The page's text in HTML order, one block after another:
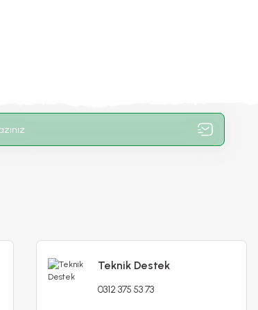
Teknik Destek
0312 375 53 73